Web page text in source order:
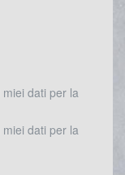
dati per la
dati per la